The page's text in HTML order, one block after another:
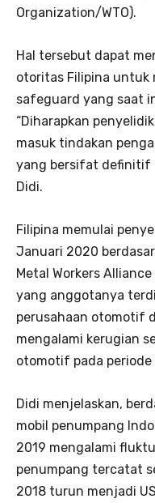
Organization/WTO).
Hal tersebut dapat
otoritas Filipina untuk
safeguard yang saat
“Diharapkan
masuk tindakan
yang bersifat definitif
Didi.
Filipina memulai
Januari 2020
Metal Workers
yang anggotanya
perusahaan otomotif
mengalami kerugian
otomotif pada periode
Didi menjelaskan,
mobil penumpang
2019 mengalami
penumpang tercatat
2018 turun menjadi